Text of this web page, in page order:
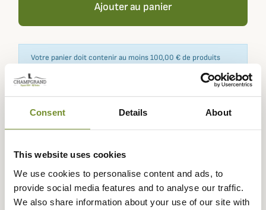
Consent Details About
This website uses cookies
We use cookies to personalise content and ads, to
provide social media features and to analyse our traffic.
We also share information about your use of our site with
Ajouter au panier
Votre panier doit contenir au moins 100,00 € de produits
Expédié dans Échange ou
90 jours